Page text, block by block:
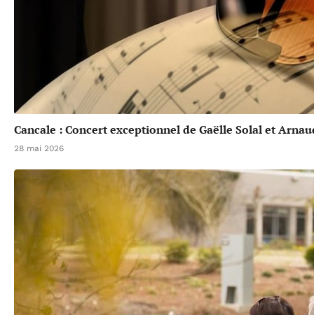
Cancale : Concert exceptionnel de Gaëlle Solal et
28 mai 2026